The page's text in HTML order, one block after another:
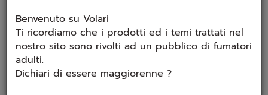
una punta di Burley,
Orientali e Latakia....
€ 16,90 € 16,90
Benvenuto su Volari
Ti ricordiamo che i prodotti ed i temi trattati nel
nostro sito sono rivolti ad un pubblico di fumatori
adulti.
Dichiari di essere maggiorenne ?